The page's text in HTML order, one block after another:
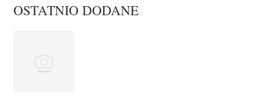
OSTATNIO DODANE